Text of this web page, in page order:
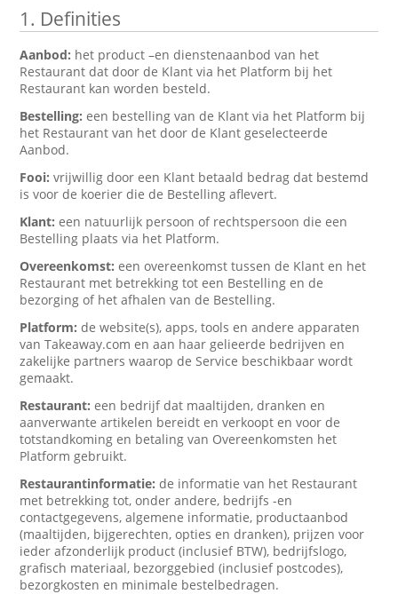
1. Definities
Aanbod: het product –en dienstenaanbod van het
Restaurant dat door de Klant via het Platform bij het
Restaurant kan worden besteld.
Bestelling:een bestelling van de Klant via het Platform bij
het Restaurant van het door de Klant geselecteerde
Aanbod.
Fooi:vrijwillig door een Klant betaald bedrag dat bestemd
is voor de koerier die de Bestelling aflevert.
Klant:een natuurlijk persoon of rechtspersoon die een
Bestelling plaats via het Platform.
Overeenkomst:een overeenkomst tussen de Klant en het
Restaurant met betrekking tot een Bestelling en de
bezorging of het afhalen van de Bestelling.
Platform:de website(s), apps, tools en andere apparaten
van Takeaway.com en aan haar gelieerde bedrijven en
zakelijke partners waarop de Service beschikbaar wordt
gemaakt.
Restaurant:een bedrijf dat maaltijden, dranken en
aanverwante artikelen bereidt en verkoopt en voor de
totstandkoming en betaling van Overeenkomsten het
Platform gebruikt.
Restaurantinformatie:de informatie van het Restaurant
met betrekking tot, onder andere, bedrijfs -en
contactgegevens, algemene informatie, productaanbod
(maaltijden, bijgerechten, opties en dranken), prijzen voor
ieder afzonderlijk product (inclusief BTW), bedrijfslogo,
grafisch materiaal, bezorggebied (inclusief postcodes),
bezorgkosten en minimale bestelbedragen.